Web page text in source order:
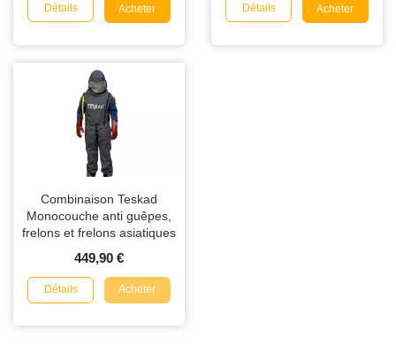
Détails Acheter Détails Acheter
Combinaison Teskad
Monocouche anti guêpes,
frelons et frelons asiatiques
449,90 €
Détails Acheter